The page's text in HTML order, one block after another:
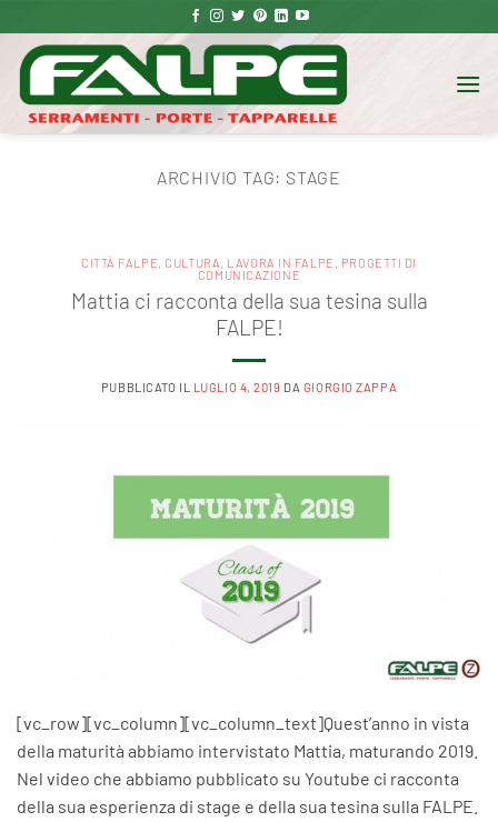
ai
contenuti
ARCHIVIO TAG: STAGE
CITTÀ FALPE, CULTURA, LAVORA IN FALPE , PROGETTI DI
COMUNICAZIONE
Mattia ci racconta della sua tesina sulla
FALPE!
PUBBLICATO IL LUGLIO 4, 2019 DA GIORGIO ZAPPA
[vc_row][vc_column][vc_column_text]Quest’anno in vista
della maturità abbiamo intervistato Mattia, maturando 2019.
Nel video che abbiamo pubblicato su Youtube ci racconta
della sua esperienza di stage e della sua tesina sulla FALPE.